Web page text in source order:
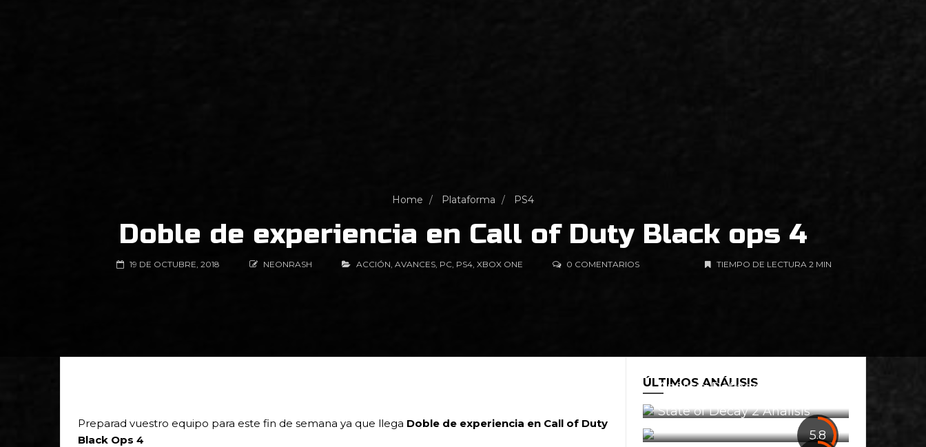
Home Plataforma PS4
Doble de experiencia en Call of Duty Black ops 4
19 DE OCTUBRE, 2018 NEONRASH ACCIÓN, AVANCES, PC, PS4, XBOX ONE TIEMPO DE LECTURA 2 MIN
0 COMENTARIOS
Preparad vuestro equipo para este fin de semana ya que llega Doble de experiencia en Call of Duty
Black Ops 4
ÚLTIMOS ANÁLISIS
5.8
Análisis: Defiance 2050
State of Decay 2 Análisis
1